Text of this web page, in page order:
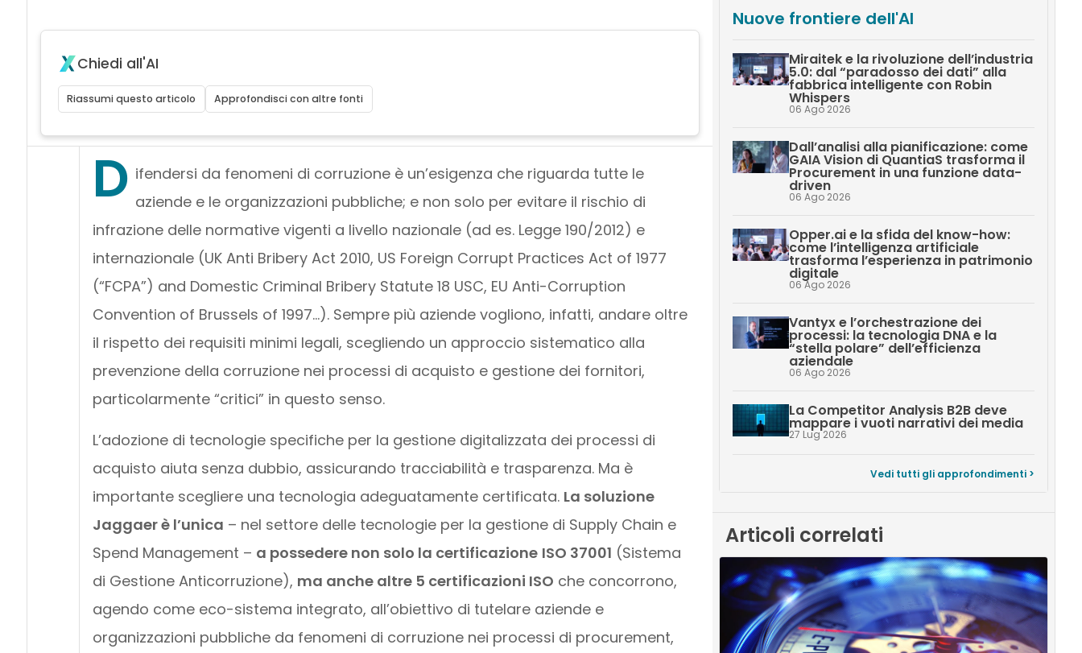
Chiedi all'AI
Riassumi questo articolo Approfondisci con altre fonti
D ifendersi da fenomeni di corruzione è un’esigenza che riguarda tutte le
aziende e le organizzazioni pubbliche; e non solo per evitare il rischio di
infrazione delle normative vigenti a livello nazionale (ad es. Legge 190/2012) e
internazionale (UK Anti Bribery Act 2010, US Foreign Corrupt Practices Act of 1977
(“FCPA”) and Domestic Criminal Bribery Statute 18 USC, EU Anti-Corruption
Convention of Brussels of 1997…). Sempre più aziende vogliono, infatti, andare oltre
il rispetto dei requisiti minimi legali, scegliendo un approccio sistematico alla
prevenzione della corruzione nei processi di acquisto e gestione dei fornitori,
particolarmente “critici” in questo senso.
L’adozione di tecnologie specifiche per la gestione digitalizzata dei processi di
acquisto aiuta senza dubbio, assicurando tracciabilità e trasparenza. Ma è
importante scegliere una tecnologia adeguatamente certificata. La soluzione
Jaggaer è l’unica – nel settore delle tecnologie per la gestione di Supply Chain e
Spend Management – a possedere non solo la certificazione ISO 37001 (Sistema
di Gestione Anticorruzione), ma anche altre 5 certificazioni ISO che concorrono,
agendo come eco-sistema integrato, all’obiettivo di tutelare aziende e
organizzazioni pubbliche da fenomeni di corruzione nei processi di procurement,
Nuove frontiere dell'AI
Miraitek e la rivoluzione dell’industria
5.0: dal “paradosso dei dati” alla
fabbrica intelligente con Robin
Whispers
06 Ago 2026
Dall’analisi alla pianificazione: come
GAIA Vision di QuantiaS trasforma il
Procurement in una funzione data-
driven
06 Ago 2026
Opper.ai e la sfida del know-how:
come l’intelligenza artificiale
trasforma l’esperienza in patrimonio
digitale
06 Ago 2026
Vantyx e l’orchestrazione dei
processi: la tecnologia DNA e la
“stella polare” dell’efficienza
aziendale
06 Ago 2026
La Competitor Analysis B2B deve
mappare i vuoti narrativi dei media
27 Lug 2026
Vedi tutti gli approfondimenti >
Articoli correlati